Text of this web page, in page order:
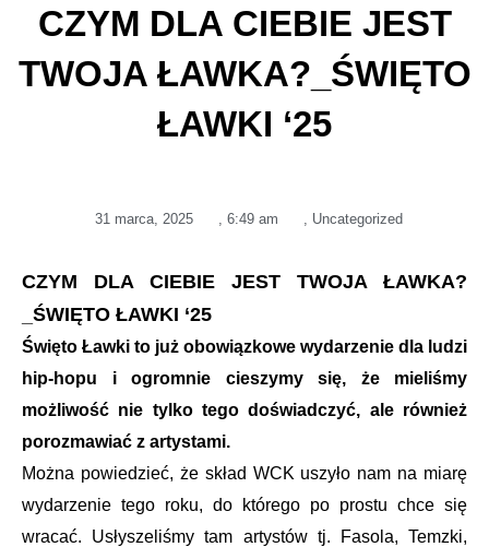
CZYM DLA CIEBIE JEST
TWOJA ŁAWKA?_ŚWIĘTO
ŁAWKI ‘25
31 marca, 2025 6:49 am Uncategorized
CZYM DLA CIEBIE JEST TWOJA ŁAWKA?
_ŚWIĘTO ŁAWKI ‘25
Święto Ławki to już obowiązkowe wydarzenie dla ludzi
hip-hopu i ogromnie cieszymy się, że mieliśmy
możliwość nie tylko tego doświadczyć, ale również
porozmawiać z artystami.
Można powiedzieć, że skład WCK uszyło nam na miarę
wydarzenie tego roku, do którego po prostu chce się
wracać. Usłyszeliśmy tam artystów tj. Fasola, Temzki,